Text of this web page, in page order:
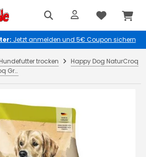
Jetzt anmelden und 5€ Coupon sichern
Hundefutter trocken
Happy Dog NaturCroq
Happy Dog NaturCroq Grainfree 15 kg